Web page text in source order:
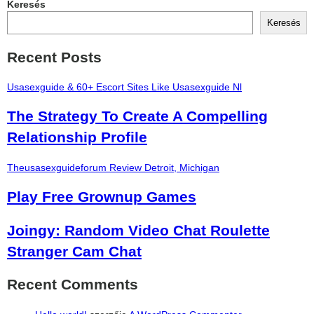
Keresés
Keresés
Recent Posts
Usasexguide & 60+ Escort Sites Like Usasexguide Nl
The Strategy To Create A Compelling
Relationship Profile
Theusasexguideforum Review Detroit, Michigan
Play Free Grownup Games
Joingy: Random Video Chat Roulette
Stranger Cam Chat
Recent Comments